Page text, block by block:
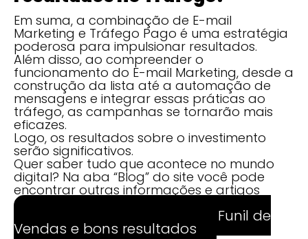
Em suma, a combinação de E-mail
Marketing e Tráfego Pago é uma estratégia
poderosa para impulsionar resultados.
Além disso, ao compreender o
funcionamento do E-mail Marketing, desde a
construção da lista até a automação de
mensagens e integrar essas práticas ao
tráfego, as campanhas se tornarão mais
eficazes.
Logo, os resultados sobre o investimento
serão significativos.
Quer saber tudo que acontece no mundo
digital? Na aba “Blog” do site você pode
encontrar outras informações e artigos
relevantes.
Saiba tudo sobre Tráfego, Funil de
Vendas e bons resultados